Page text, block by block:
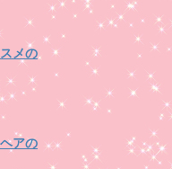
メの
アの